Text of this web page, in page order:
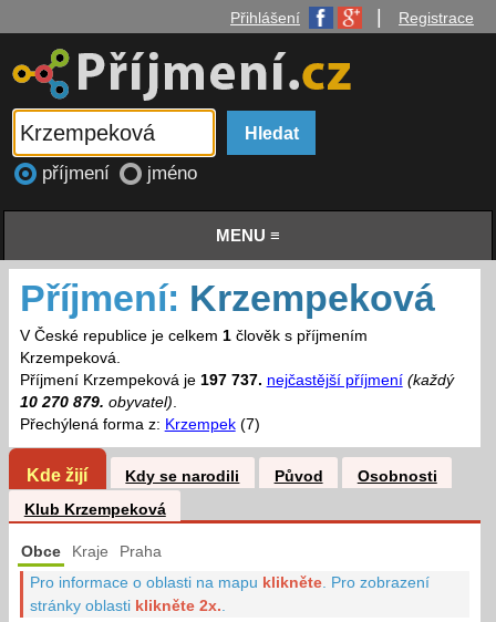
Přihlášení Registrace
příjmení jméno
MENU ≡
Příjmení: Krzempeková
V České republice je celkem 1člověk s příjmením
Krzempeková.
Příjmení Krzempeková je 197 737. nejčastější příjmení (každý
10 270 879. obyvatel).
Přechýlená forma z: Krzempek(7)
Kde žijí Kdy se narodili Původ
Osobnosti
Klub Krzempeková
Obce Kraje Praha
Pro informace o oblasti na mapu klikněte Pro zobrazení
stránky oblasti klikněte 2x.